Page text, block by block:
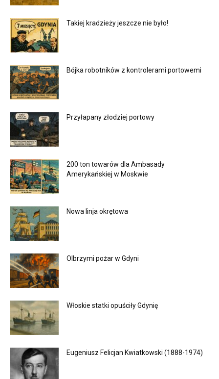
Takiej kradzieży jeszcze nie było!
Bójka robotników z kontrolerami portowemi
Przyłapany złodziej portowy
200 ton towarów dla Ambasady
Amerykańskiej w Moskwie
Nowa linja okrętowa
Olbrzymi pożar w Gdyni
Włoskie statki opuściły Gdynię
Eugeniusz Felicjan Kwiatkowski (1888-1974)